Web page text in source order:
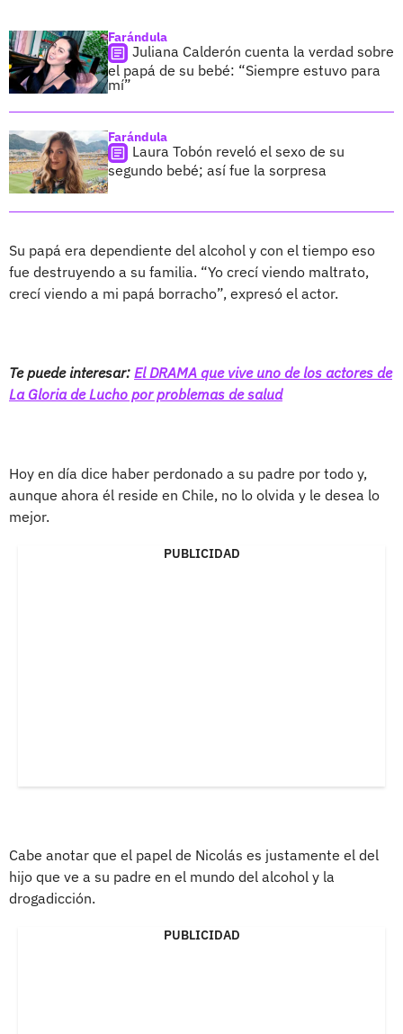
Farándula
Juliana Calderón cuenta la verdad sobre
el papá de su bebé: “Siempre estuvo para
mí”
Farándula
Laura Tobón reveló el sexo de su
segundo bebé; así fue la sorpresa
Su papá era dependiente del alcohol y con el tiempo eso
fue destruyendo a su familia. “Yo crecí viendo maltrato,
crecí viendo a mi papá borracho”, expresó el actor.
Te puede interesar: El DRAMA que vive uno de los actores de
La Gloria de Lucho por problemas de salud
Hoy en día dice haber perdonado a su padre por todo y,
aunque ahora él reside en Chile, no lo olvida y le desea lo
mejor.
PUBLICIDAD
Cabe anotar que el papel de Nicolás es justamente el del
hijo que ve a su padre en el mundo del alcohol y la
drogadicción.
PUBLICIDAD